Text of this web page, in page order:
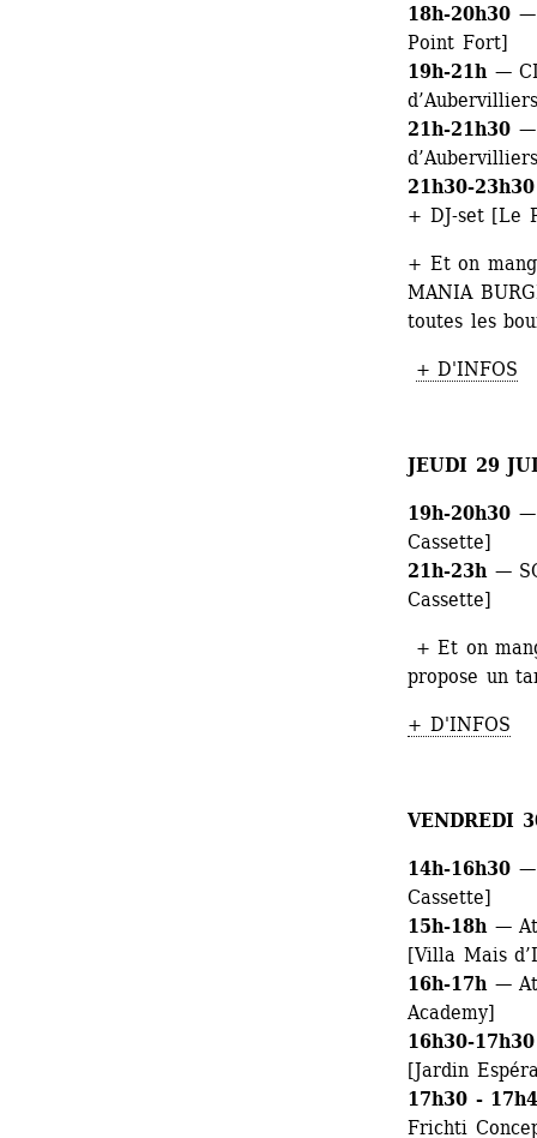
18h-20h30 —
Point Fort]
19h-21h —
21h-21h30 —
21h30-23h30
+ DJ-set [Le
+ Et on
MANIA
toutes les
+ D'INFOS
JEUDI 29
19h-20h30 —
Cassette]
21h-23h—
Cassette]
+ Et on
propose un
+ D'INFOS
VENDREDI
14h-16h30 —
Cassette]
15h-18h —
[Villa Mais
16h-17h —
Academy]
16h30-17h30
[Jardin
17h30 -
Frichti